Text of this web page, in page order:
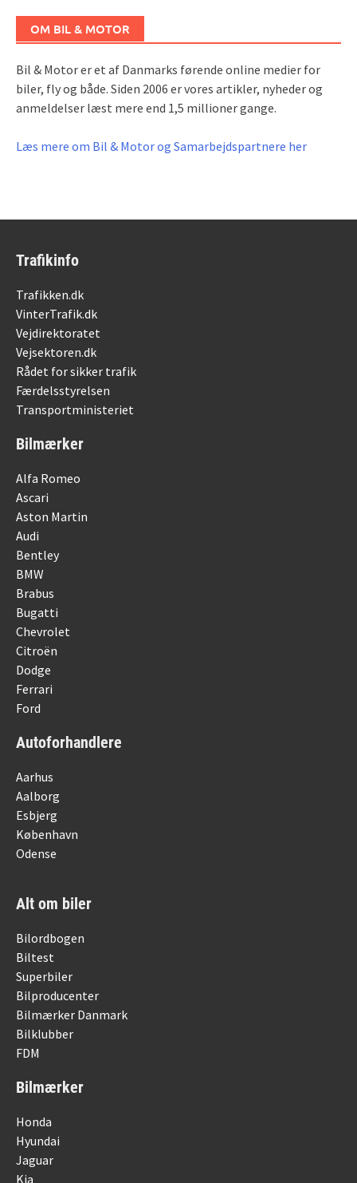
OM BIL & MOTOR
Bil & Motor er et af Danmarks førende online medier for
biler, fly og både. Siden 2006 er vores artikler, nyheder og
anmeldelser læst mere end 1,5 millioner gange.
Læs mere om Bil & Motor og Samarbejdspartnere her
Trafikinfo
Trafikken.dk
VinterTrafik.dk
Vejdirektoratet
Vejsektoren.dk
Rådet for sikker trafik
Færdelsstyrelsen
Transportministeriet
Bilmærker
Alfa Romeo
Ascari
Aston Martin
Audi
Bentley
BMW
Brabus
Bugatti
Chevrolet
Citroën
Dodge
Ferrari
Ford
Autoforhandlere
Aarhus
Aalborg
Esbjerg
København
Odense
Alt om biler
Bilordbogen
Biltest
Superbiler
Bilproducenter
Bilmærker Danmark
Bilklubber
FDM
Bilmærker
Honda
Hyundai
Jaguar
Kia